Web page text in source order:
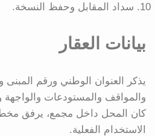
سداد المقابل وحفظ النسخة.
بيانات العقار
يذكر العنوان الوطني ورقم المبنى
والمواقف والمستودعات والواجهة
كان المحل داخل مجمع، يرفق
الاستخدام الفعلية.